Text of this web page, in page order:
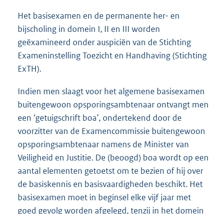
Het basisexamen en de permanente her- en
bijscholing in domein I, II en III worden
geëxamineerd onder auspiciën van de Stichting
Exameninstelling Toezicht en Handhaving (Stichting
ExTH).
Indien men slaagt voor het algemene basisexamen
buitengewoon opsporingsambtenaar ontvangt men
een ‘getuigschrift boa’, ondertekend door de
voorzitter van de Examencommissie buitengewoon
opsporingsambtenaar namens de Minister van
Veiligheid en Justitie. De (beoogd) boa wordt op een
aantal elementen getoetst om te bezien of hij over
de basiskennis en basisvaardigheden beschikt. Het
basisexamen moet in beginsel elke vijf jaar met
goed gevolg worden afgelegd, tenzij in het domein